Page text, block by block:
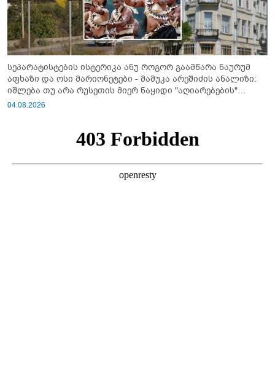
სეპარატისტების ისტერიკა ანუ როგორ გაამწარა ნაურუმ
აფხაზი და ოსი მარიონეტები - მამუკა არეშიძის ანალიზი:
იშლება თუ არა რუსეთის მიერ ნაყიდი "აღიარებების"
სისტემა?!
04.08.2026